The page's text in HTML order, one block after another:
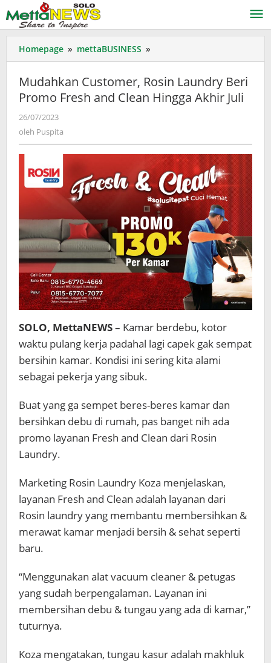
ke
konten
Homepage » mettaBUSINESS »
Customer,
Laundry
Beri
Hingga
Akhir
Juli
Mudahkan Customer, Rosin Laundry Beri
Promo Fresh and Clean Hingga Akhir Juli
26/07/2023
oleh Puspita
SOLO, MettaNEWS– Kamar berdebu, kotor
waktu pulang kerja padahal lagi capek gak sempat
bersihin kamar. Kondisi ini sering kita alami
sebagai pekerja yang sibuk.
Buat yang ga sempet beres-beres kamar dan
bersihkan debu di rumah, pas banget nih ada
promo layanan Fresh and Clean dari Rosin
Laundry.
Marketing Rosin Laundry Koza menjelaskan,
layanan Fresh and Clean adalah layanan dari
Rosin laundry yang membantu membersihkan &
merawat kamar menjadi bersih & sehat seperti
baru.
“Menggunakan alat vacuum cleaner & petugas
yang sudah berpengalaman. Layanan ini
membersihan debu & tungau yang ada di kamar,”
tuturnya.
Koza mengatakan, tungau kasur adalah makhluk